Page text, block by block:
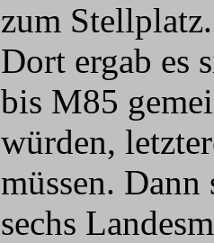
zum Stellplatz.
Dort ergab es
bis M85
würden,
müssen.
sechs